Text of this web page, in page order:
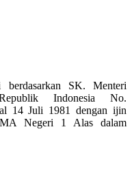
SK. Menteri
Indonesia No.
14 Juli 1981 dengan ijin
Negeri 1 Alas dalam